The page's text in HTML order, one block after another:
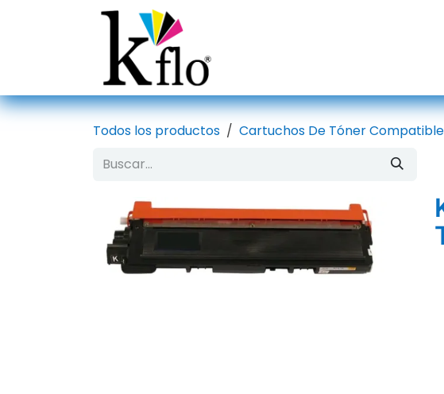
Todos los productos Cartuchos De Tóner Compatible